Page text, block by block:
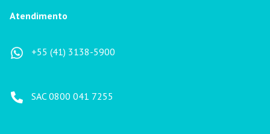
Atendimento
+55 (41) 3138-5900
SAC 0800 041 7255